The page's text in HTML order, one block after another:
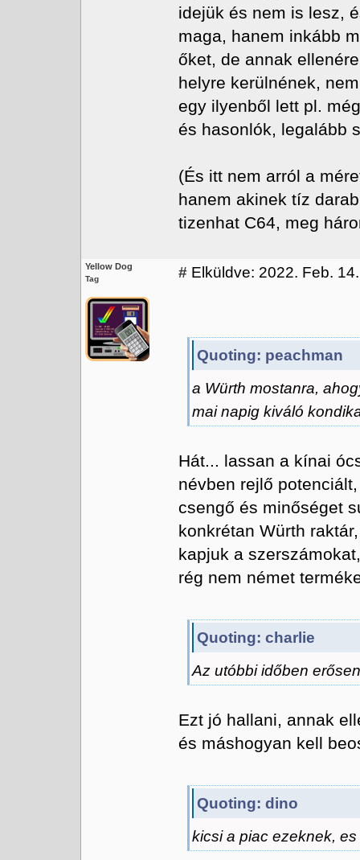
idejük és nem is lesz,
maga, hanem inkább
őket, de annak
helyre kerülnének,
egy ilyenből lett pl.
és hasonlók, legalább
(És itt nem arról a
hanem akinek tíz
tizenhat C64, meg
Yellow Dog
Tag # Elküldve: 2022. Feb.
Quoting: peachman
a Würth mostanra,
mai napig kiváló
Hát... lassan a kínai
névben rejlő
csengő és minőséget
konkrétan Würth
kapjuk a
rég nem német
Quoting: charlie
Az utóbbi időben
Ezt jó hallani, annak
és máshogyan kell
Quoting: dino
kicsi a piac ezeknek,